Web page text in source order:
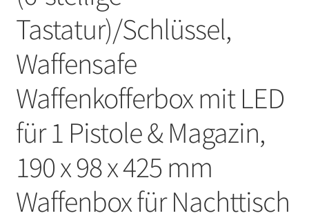
Tastatur)/Schlüssel,
Waffensafe
Waffenkofferbox mit LED
für 1 Pistole & Magazin,
190 x 98 x 425 mm
Waffenbox für Nachttisch